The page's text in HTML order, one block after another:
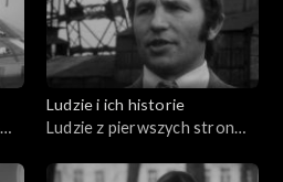
Ludzie i ich historie
Ludzie z pierwszych stron